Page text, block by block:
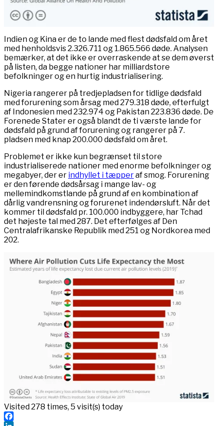
Indien og Kina er de to lande med flest dødsfald om året
med henholdsvis 2.326.711 og 1.865.566 døde. Analysen
bemærker, at det ikke er overraskende at se dem øverst
på listen, da begge nationer har milliardstore
befolkninger og en hurtig industrialisering.
Nigeria rangerer på tredjepladsen for tidlige dødsfald
med forurening som årsag med 279.318 døde, efterfulgt
af Indonesien med 232.974 og Pakistan 223.836 døde. De
Forenede Stater er også blandt de ti værste lande for
dødsfald på grund af forurening og rangerer på 7.
pladsen med knap 200.000 dødsfald om året.
Problemet er ikke kun begrænset til store
industrialiserede nationer med enorme befolkninger og
megabyer, der er indhyllet i tæpperaf smog. Forurening
er den førende dødsårsag i mange lav- og
mellemindkomstlande på grund af en kombination af
dårlig vandrensning og forurenet indendørsluft. Når det
kommer til dødsfald pr. 100.000 indbyggere, har Tchad
det højeste tal med 287. Det efterfølges af Den
Centralafrikanske Republik med 251 og Nordkorea med
202.
Visited 278 times, 5 visit(s) today